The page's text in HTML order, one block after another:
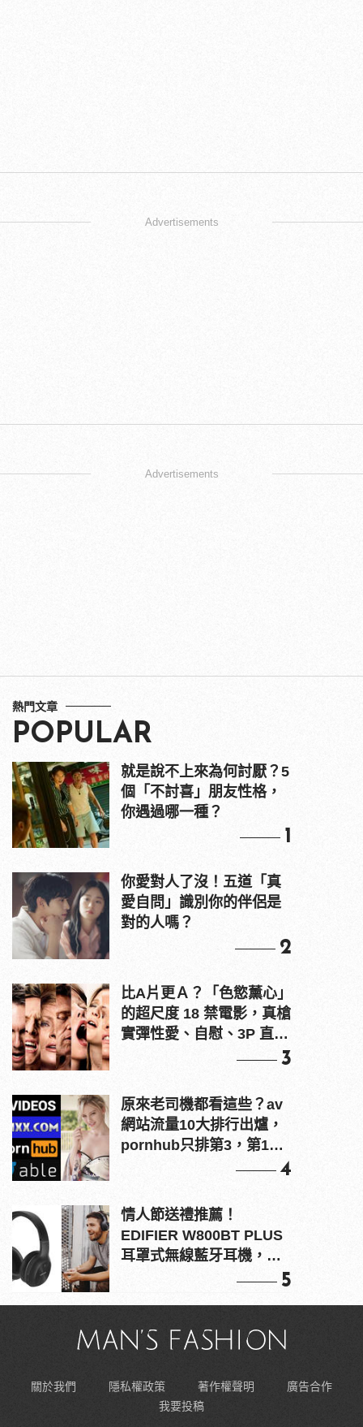
Advertisements
Advertisements
熱門文章
POPULAR
就是說不上來為何討厭？5
個「不討喜」朋友性格，
你遇過哪一種？
1
你愛對人了沒！五道「真
愛自問」識別你的伴侶是
對的人嗎？
2
比A片更Ａ？「色慾薰心」
的超尺度 18 禁電影，真槍
實彈性愛、自慰、3P 直接
3
原來老司機都看這些？av
網站流量10大排行出爐，
pornhub只排第3，第1名
4
情人節送禮推薦！
EDIFIER W800BT PLUS
耳罩式無線藍牙耳機，在
5
關於我們 隱私權政策 著作權聲明
廣告合作
我要投稿